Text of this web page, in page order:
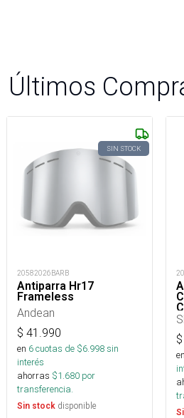
Últimos
SIN STOCK
20582026BARB
Antiparra Hr17
Frameless
Andean
$ 41.990
en 6cuotas de $6.998sin
interés
ahorras $1.680 por
transferencia.
Sin stock disponible
$
en